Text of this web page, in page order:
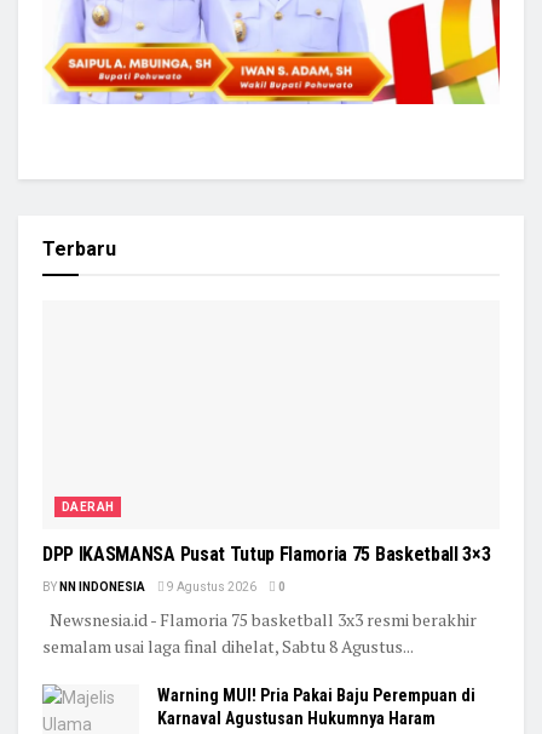
Terbaru
DAERAH
DPP IKASMANSA Pusat Tutup Flamoria 75 Basketball 3×3
BY NN INDONESIA 9 Agustus 2026 0
Newsnesia.id - Flamoria 75 basketball 3x3 resmi berakhir
semalam usai laga final dihelat, Sabtu 8 Agustus...
Warning MUI! Pria Pakai Baju Perempuan di
Karnaval Agustusan Hukumnya Haram